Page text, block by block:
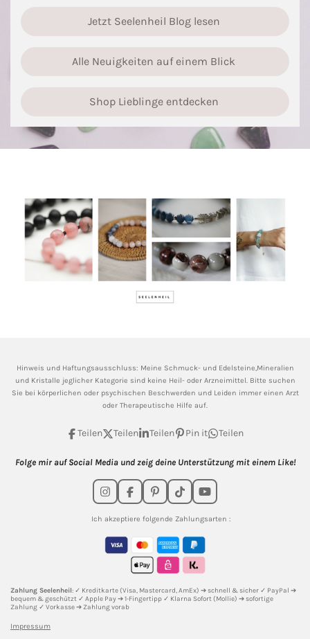
Jetzt Seelenheil Blog lesen
Alle Neuigkeiten auf einem Blick
Shop Lieblinge entdecken
Hinweis und Haftungsausschluss: Meine Schmuck- und Edelsteine,Mineralien
und Kristalle jeglicher Kategorie sind keine Heil- oder Arzneimittel. Bitte suchen
Sie bei körperlichen oder psychischen Beschwerden und Leiden immer einen Arzt
oder Therapeutische Hilfe auf.
Teilen Teilen Teilen Pin it Teilen
Folge mir auf Social Media und zeig deine Unterstützung mit einem Like!
I
n
s
a
g
F
a
c
o
o
k
P
i
n
e
r
e
s
T
i
k
o
k
Y
o
u
u
b
e
Ich akzeptiere folgende Zahlungsarten :
Zahlung Seelenheil: ✓ Kreditkarte (Visa, Mastercard, AmEx) ➔ schnell & sicher ✓ PayPal ➔
bequem & geschützt ✓ Apple Pay ➔ 1-Fingertipp ✓ Klarna Sofort (Mollie) ➔ sofortige
Zahlung ✓ Vorkasse ➔ Zahlung vorab
Impressum